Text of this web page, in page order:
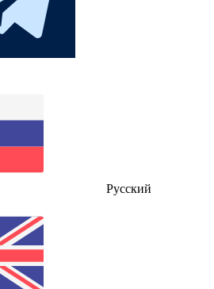
Русский